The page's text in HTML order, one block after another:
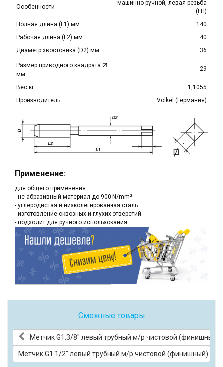
Особенности
машинно-ручной, левая резьба
(LH)
Полная длина (L1) мм.
140
Рабочая длина (L2) мм.
40
Диаметр хвостовика (D2) мм.
36
Размер приводного квадрата ⧄
мм.
29
Вес кг.
1,1055
Производитель
Volkel (Германия)
Применение:
для общего применения
- не абразивный материал до 900 N/mm²
- углеродистая и низколегированная сталь
- изготовление сквозных и глухих отверстий
- подходит для ручного использования
Смежные товары
Метчик G1.3/8" левый трубный м/р чистовой (финишный)
Метчик G1.1/2" левый трубный м/р чистовой (финишный)